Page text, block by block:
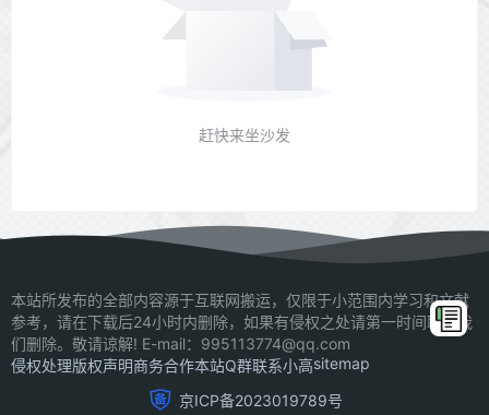
赶快来坐沙发
本站所发布的全部内容源于互联网搬运，仅限于小范围内学习和文献
参考，请在下载后24小时内删除，如果有侵权之处请第一时间联系我
们删除。敬请谅解! E-mail：995113774@qq.com
侵权处理版权声明商务合作本站Q群联系小高sitemap
京ICP备2023019789号